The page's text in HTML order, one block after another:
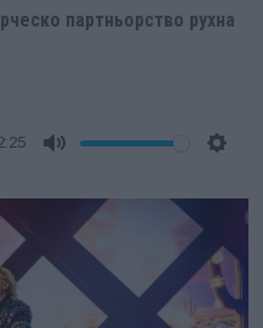
партньорство рухна